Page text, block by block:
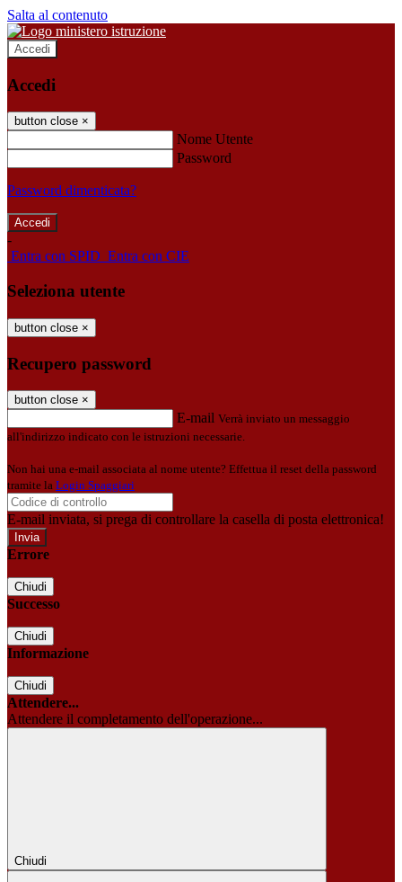
Salta al contenuto
Accedi
Accedi
button close ×
Nome Utente
Password
Password dimenticata?
-
Entra con SPID Entra con CIE
Seleziona utente
button close ×
Recupero password
button close ×
E-mail Verrà inviato un messaggio
all'indirizzo indicato con le istruzioni necessarie.
Non hai una e-mail associata al nome utente? Effettua il reset della password
tramite la Login Spaggiari
E-mail inviata, si prega di controllare la casella di posta elettronica!
Errore
Chiudi
Successo
Chiudi
Informazione
Chiudi
Attendere...
Attendere il completamento dell'operazione...
Chiudi